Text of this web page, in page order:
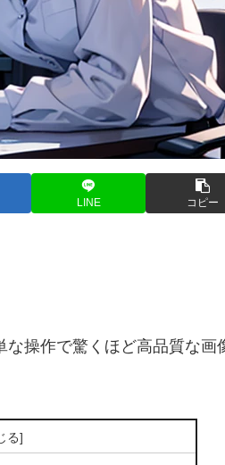
LINE コピー
操作で驚くほど高品質な画